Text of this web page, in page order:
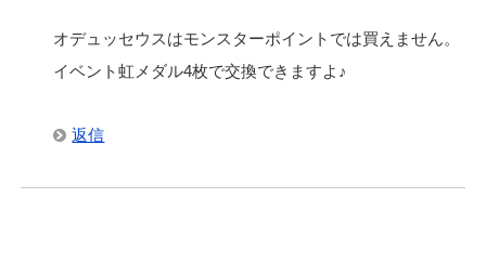
オデュッセウスはモンスターポイントでは買えません。
イベント虹メダル4枚で交換できますよ♪
返信